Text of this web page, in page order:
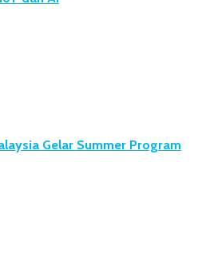
Gelar Summer Program